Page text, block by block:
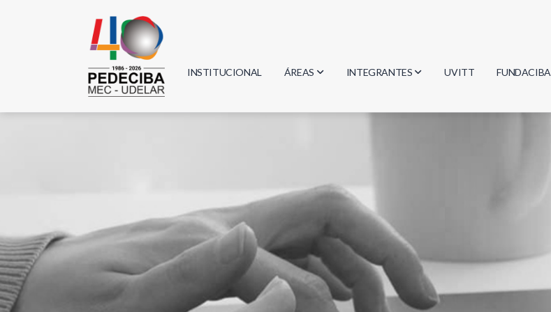
INSTITUCIONAL ÁREAS
Biología
Informática
Química
INTEGRANTES
Investigadores
UVITT FUNDACIBA